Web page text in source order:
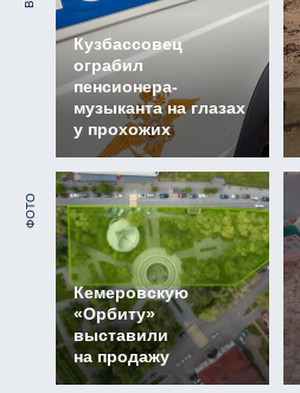
Кузбассовец
ограбил
пенсионера-
музыканта на глазах
у прохожих
ФОТО
Кемеровскую
«Орбиту»
выставили
на продажу